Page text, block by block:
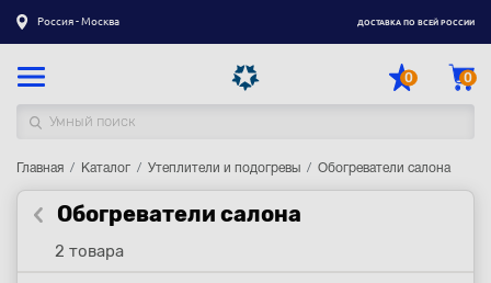
Россия - Москва ДОСТАВКА ПО ВСЕЙ РОССИИ
0 0
Каталог товаров
Регистрация|Вход
Доставка
Главная Каталог Утеплители и подогревы Обогреватели салона
Обогреватели салона
2 товара